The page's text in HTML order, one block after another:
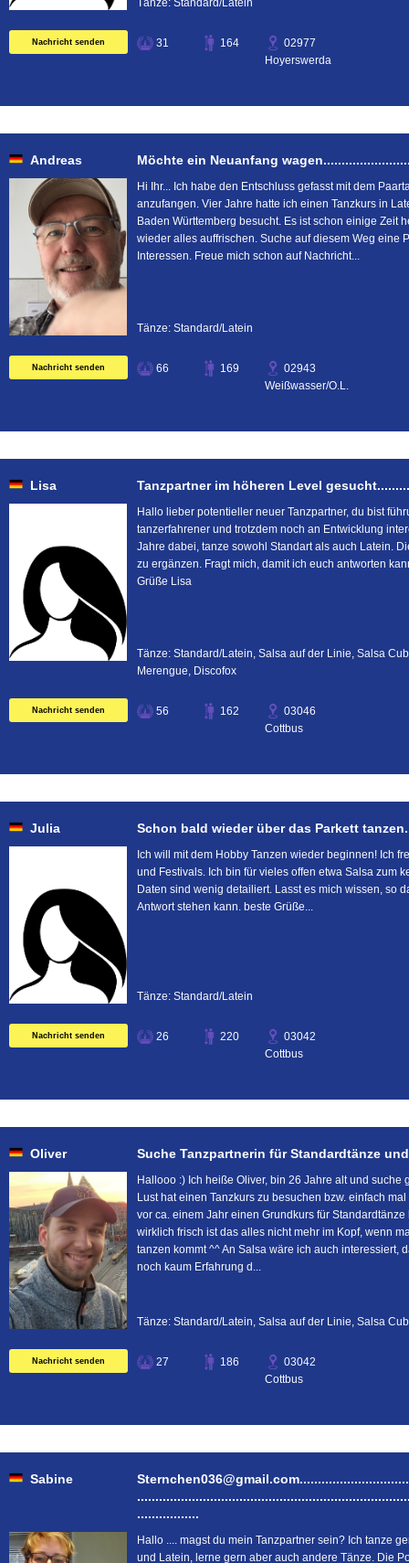
Tänze: Standard/Latein
Nachricht senden 31 164
02977
Hoyerswerda
Andreas Möchte ein Neuanfang
Hi Ihr... Ich habe den Entschluss gefasst mit dem
anzufangen. Vier Jahre hatte ich einen Tanzkurs in
Baden Württemberg besucht. Es ist schon einige Zeit
wieder alles auffrischen. Suche auf diesem Weg eine
Interessen. Freue mich schon auf Nachricht...
Tänze: Standard/Latein
Nachricht senden 66 169
02943
Weißwasser/O.L.
Lisa Tanzpartner im höheren Level
Hallo lieber potentieller neuer Tanzpartner, du bist
tanzerfahrener und trotzdem noch an Entwicklung
Jahre dabei, tanze sowohl Standart als auch Latein.
zu ergänzen. Fragt mich, damit ich euch antworten
Grüße Lisa
Tänze: Standard/Latein, Salsa auf der Linie, Salsa
Merengue, Discofox
Nachricht senden 56 162
03046
Cottbus
Julia Schon bald wieder über das Parkett
Ich will mit dem Hobby Tanzen wieder beginnen! Ich
und Festivals. Ich bin für vieles offen etwa Salsa zum
Daten sind wenig detailiert. Lasst es mich wissen, so
Antwort stehen kann. beste Grüße...
Tänze: Standard/Latein
Nachricht senden 26 220
03042
Cottbus
Oliver Suche Tanzpartnerin für Standardtänze
Hallooo :) Ich heiße Oliver, bin 26 Jahre alt und suche
Lust hat einen Tanzkurs zu besuchen bzw. einfach
vor ca. einem Jahr einen Grundkurs für Standardtänze
wirklich frisch ist das alles nicht mehr im Kopf, wenn
tanzen kommt ^^ An Salsa wäre ich auch interessiert,
noch kaum Erfahrung d...
Tänze: Standard/Latein, Salsa auf der Linie, Salsa
Nachricht senden 27 186
03042
Cottbus
Sabine
.................
Hallo .... magst du mein Tanzpartner sein? Ich tanze
und Latein, lerne gern aber auch andere Tänze. Die